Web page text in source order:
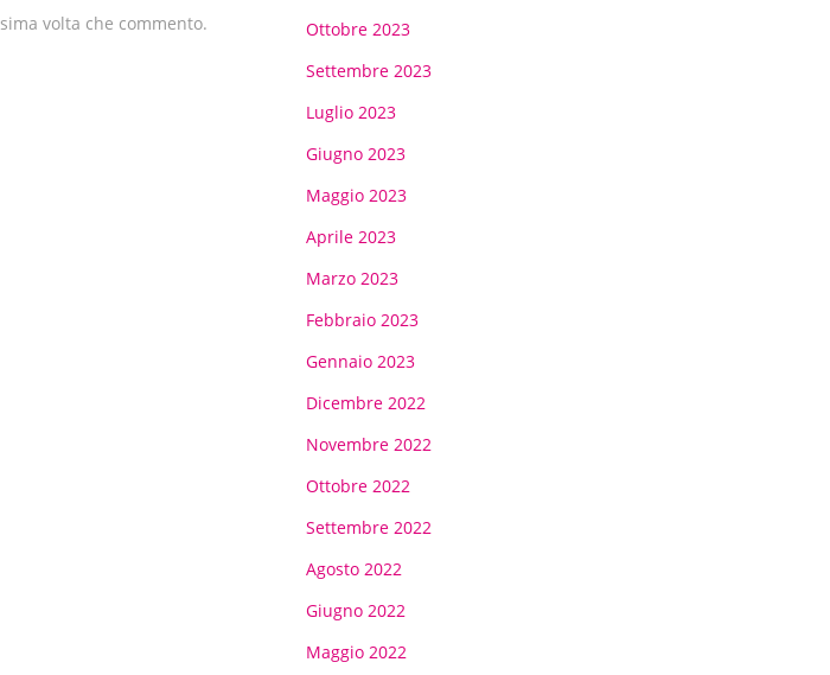
volta che commento.
Ottobre 2023
Settembre 2023
Luglio 2023
Giugno 2023
Maggio 2023
Aprile 2023
Marzo 2023
Febbraio 2023
Gennaio 2023
Dicembre 2022
Novembre 2022
Ottobre 2022
Settembre 2022
Agosto 2022
Giugno 2022
Maggio 2022